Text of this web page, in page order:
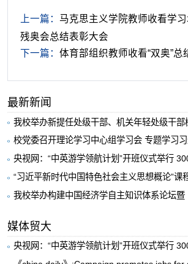
上一篇： 马克思主义学院教师收看学
残奥会总结表彰大会
下一篇： 体育部组织教师收看“双奥”总
最新新闻
我校举办新提任处级干部、机关年轻处级干部
校党委召开理论学习中心组学习会 专题学习
央视网：“中英游学领航计划”开班仪式举行
“习近平新时代中国特色社会主义思想概论”课程
我校举办构建中国经济学自主知识体系论坛暨
媒体贸大
央视网：“中英游学领航计划”开班仪式举行